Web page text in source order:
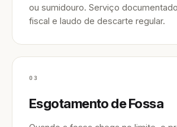
ou sumidouro. Serviço
fiscal e laudo de descarte regular.
03
Esgotamento de Fossa